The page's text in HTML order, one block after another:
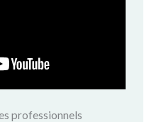
professionnels